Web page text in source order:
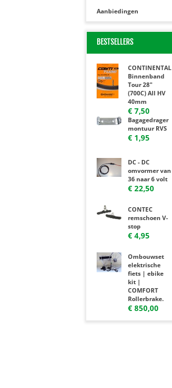
Aanbiedingen
BESTSELLERS
CONTINENTAL
Binnenband
Tour 28"
(700C) All HV
40mm
€ 7,50
Bagagedrager
montuur RVS
€ 1,95
DC - DC
omvormer van
36 naar 6 volt
€ 22,50
CONTEC
remschoen V-
stop
€ 4,95
Ombouwset
elektrische
fiets | ebike
kit |
COMFORT
Rollerbrake.
€ 850,00